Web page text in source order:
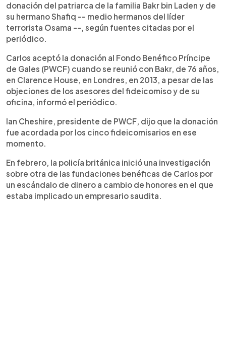
donación del patriarca de la familia Bakr bin Laden y de
su hermano Shafiq -- medio hermanos del líder
terrorista Osama --, según fuentes citadas por el
periódico.
Carlos aceptó la donación al Fondo Benéfico Príncipe
de Gales (PWCF) cuando se reunió con Bakr, de 76 años,
en Clarence House, en Londres, en 2013, a pesar de las
objeciones de los asesores del fideicomiso y de su
oficina, informó el periódico.
Ian Cheshire, presidente de PWCF, dijo que la donación
fue acordada por los cinco fideicomisarios en ese
momento.
En febrero, la policía británica inició una investigación
sobre otra de las fundaciones benéficas de Carlos por
un escándalo de dinero a cambio de honores en el que
estaba implicado un empresario saudita.